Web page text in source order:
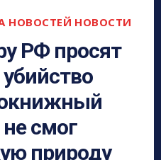
НОВОСТЕЙ НОВОСТИ
РФ просят
смог
природу